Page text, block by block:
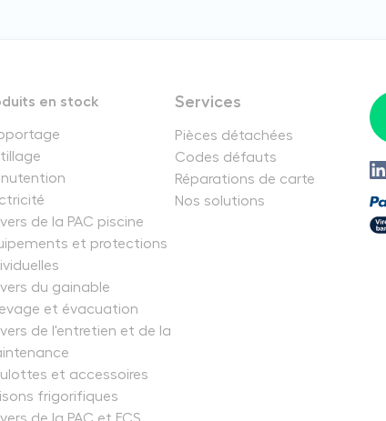
en stock
de la PAC piscine
et protections
du gainable
et évacuation
de l'entretien et de la
et accessoires
frigorifiques
de la PAC et ECS
Services
Pièces détachées
Codes défauts
Réparations de carte
Nos solutions